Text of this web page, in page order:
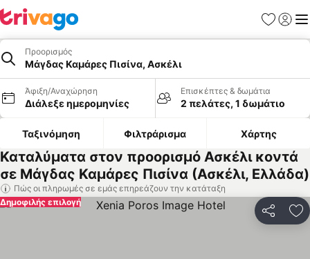
Προορισμός
Μάγδας Καμάρες Πισίνα, Ασκέλι
Άφιξη/Αναχώρηση
Διάλεξε ημερομηνίες
Επισκέπτες & δωμάτια
2 πελάτες, 1 δωμάτιο
Ταξινόμηση Φιλτράρισμα Χάρτης
Καταλύματα στον προορισμό Ασκέλι κοντά
σε Μάγδας Καμάρες Πισίνα (Ασκέλι, Ελλάδα)
Πώς οι πληρωμές σε εμάς επηρεάζουν την κατάταξη
Δημοφιλής επιλογή